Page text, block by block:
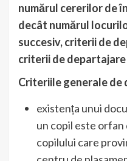
numărul cererilor de
decât numărul
succesiv, criterii de
criterii de
Criteriile generale de
existența unui
un copil este orfan
copilului care